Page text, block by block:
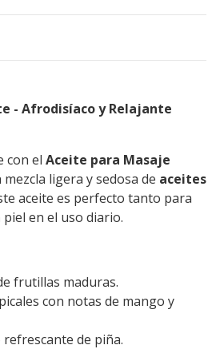
- Afrodisíaco y Relajante
con el Aceite para Masaje
ligera y sedosa de aceites
aceite es perfecto tanto para
en el uso diario.
frutillas maduras.
con notas de mango y
refrescante de piña.